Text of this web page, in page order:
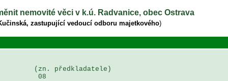
nemovité věci v k.ú. Radvanice, obec Ostrava
zastupující vedoucí odboru majetkového)
(zn. předkladatele)
08